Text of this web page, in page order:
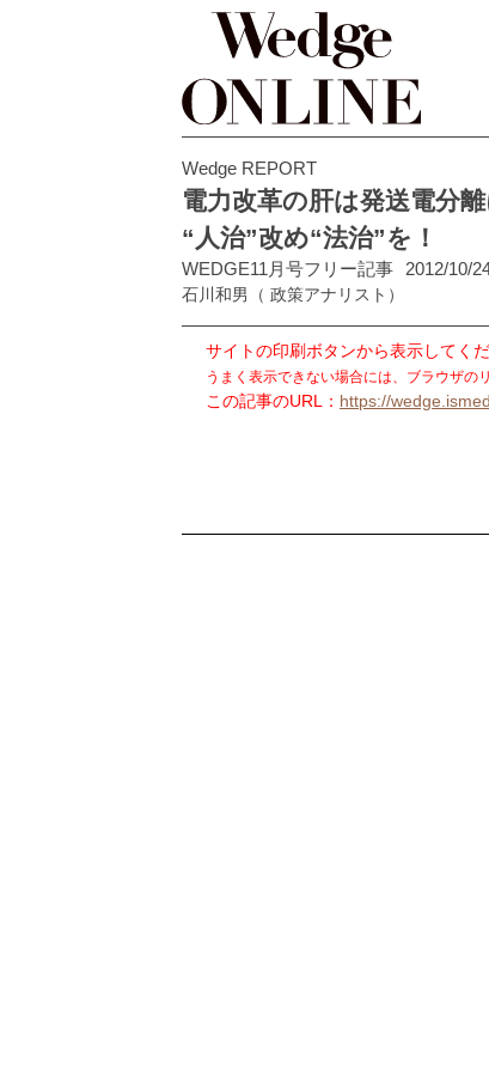
Wedge REPORT
電力改革の肝は発送電分
“人治”改め“法治”を！
WEDGE11月号フリー記事 2012/10/
石川和男 （ 政策アナリスト）
サイトの印刷ボタンから表示してくだ
うまく表示できない場合には、ブラウザの
この記事のURL： https://